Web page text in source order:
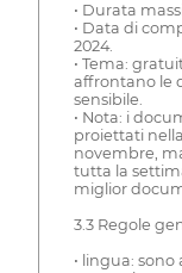
• Durata
• Data di
2024.
• Tema:
affrontano le
sensibile.
• Nota: i
proiettati
novembre,
tutta la
miglior
3.3 Regole
• lingua: